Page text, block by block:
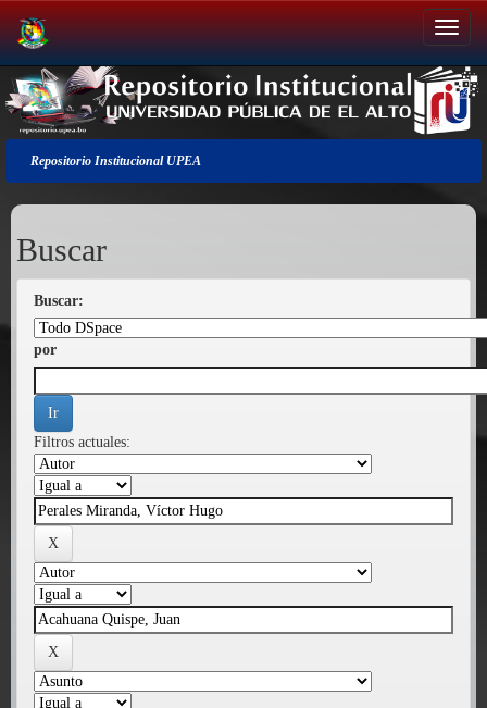
Salir
de
la
navegación
Repositorio Institucional UPEA
Buscar
Buscar:
por
Filtros actuales: